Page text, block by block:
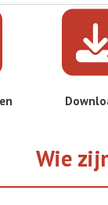
Wie